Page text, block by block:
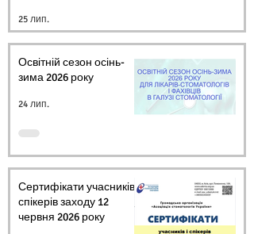
УКРАЇНИ
25 лип.
Освітній сезон осінь-
зима 2026 року
24 лип.
Сертифікати учасників і
спікерів заходу 12
червня 2026 року